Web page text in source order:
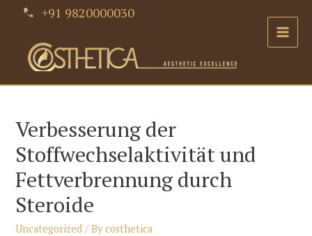
content
+91 9820000030
Main
Verbesserung der
Stoffwechselaktivität und
Fettverbrennung durch
Steroide
Uncategorized / Bycosthetica